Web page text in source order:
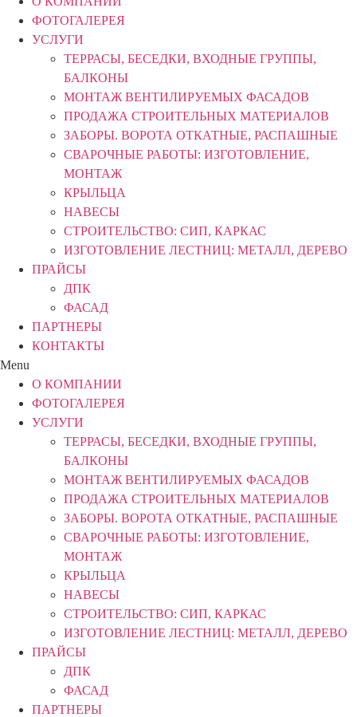
ФОТОГАЛЕРЕЯ
УСЛУГИ
ТЕРРАСЫ, БЕСЕДКИ, ВХОДНЫЕ ГРУППЫ,
БАЛКОНЫ
МОНТАЖ ВЕНТИЛИРУЕМЫХ ФАСАДОВ
ПРОДАЖА СТРОИТЕЛЬНЫХ МАТЕРИАЛОВ
ЗАБОРЫ. ВОРОТА ОТКАТНЫЕ, РАСПАШНЫЕ
СВАРОЧНЫЕ РАБОТЫ: ИЗГОТОВЛЕНИЕ,
МОНТАЖ
КРЫЛЬЦА
НАВЕСЫ
СТРОИТЕЛЬСТВО: СИП, КАРКАС
ИЗГОТОВЛЕНИЕ ЛЕСТНИЦ: МЕТАЛЛ, ДЕРЕВО
ПРАЙСЫ
ДПК
ФАСАД
ПАРТНЕРЫ
КОНТАКТЫ
Menu
О КОМПАНИИ
ФОТОГАЛЕРЕЯ
УСЛУГИ
ТЕРРАСЫ, БЕСЕДКИ, ВХОДНЫЕ ГРУППЫ,
БАЛКОНЫ
МОНТАЖ ВЕНТИЛИРУЕМЫХ ФАСАДОВ
ПРОДАЖА СТРОИТЕЛЬНЫХ МАТЕРИАЛОВ
ЗАБОРЫ. ВОРОТА ОТКАТНЫЕ, РАСПАШНЫЕ
СВАРОЧНЫЕ РАБОТЫ: ИЗГОТОВЛЕНИЕ,
МОНТАЖ
КРЫЛЬЦА
НАВЕСЫ
СТРОИТЕЛЬСТВО: СИП, КАРКАС
ИЗГОТОВЛЕНИЕ ЛЕСТНИЦ: МЕТАЛЛ, ДЕРЕВО
ПРАЙСЫ
ДПК
ФАСАД
ПАРТНЕРЫ